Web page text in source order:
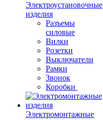
Электроустановочные
изделия
Разъемы
силовые
Вилки
Розетки
Выключатели
Рамки
Звонок
Коробки
Электромонтажные